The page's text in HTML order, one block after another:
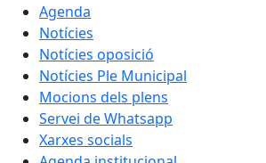
Agenda
Notícies
Notícies oposició
Notícies Ple Municipal
Mocions dels plens
Servei de Whatsapp
Xarxes socials